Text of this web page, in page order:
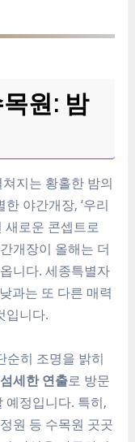
원: 밤
지는 황홀한 밤의
야간개장, ‘우리
새로운 콘셉트로
개장이 올해는 더
니다. 세종특별자
과는 또 다른 매력
입니다.
순히 조명을 밝히
세한 연출로 방문
예정입니다. 특히,
원 등 수목원 곳곳